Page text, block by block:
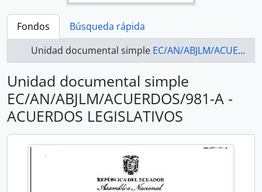
Fondos
Búsqueda rápida
Unidad documental simple EC/AN/ABJLM/ACUERDOS/981-A - ACUERDOS LEGISLATIVOS
Unidad documental simple
EC/AN/ABJLM/ACUERDOS/981-A -
ACUERDOS LEGISLATIVOS